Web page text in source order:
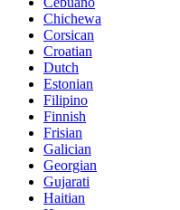
Chichewa
Corsican
Croatian
Dutch
Estonian
Filipino
Finnish
Frisian
Galician
Georgian
Gujarati
Haitian